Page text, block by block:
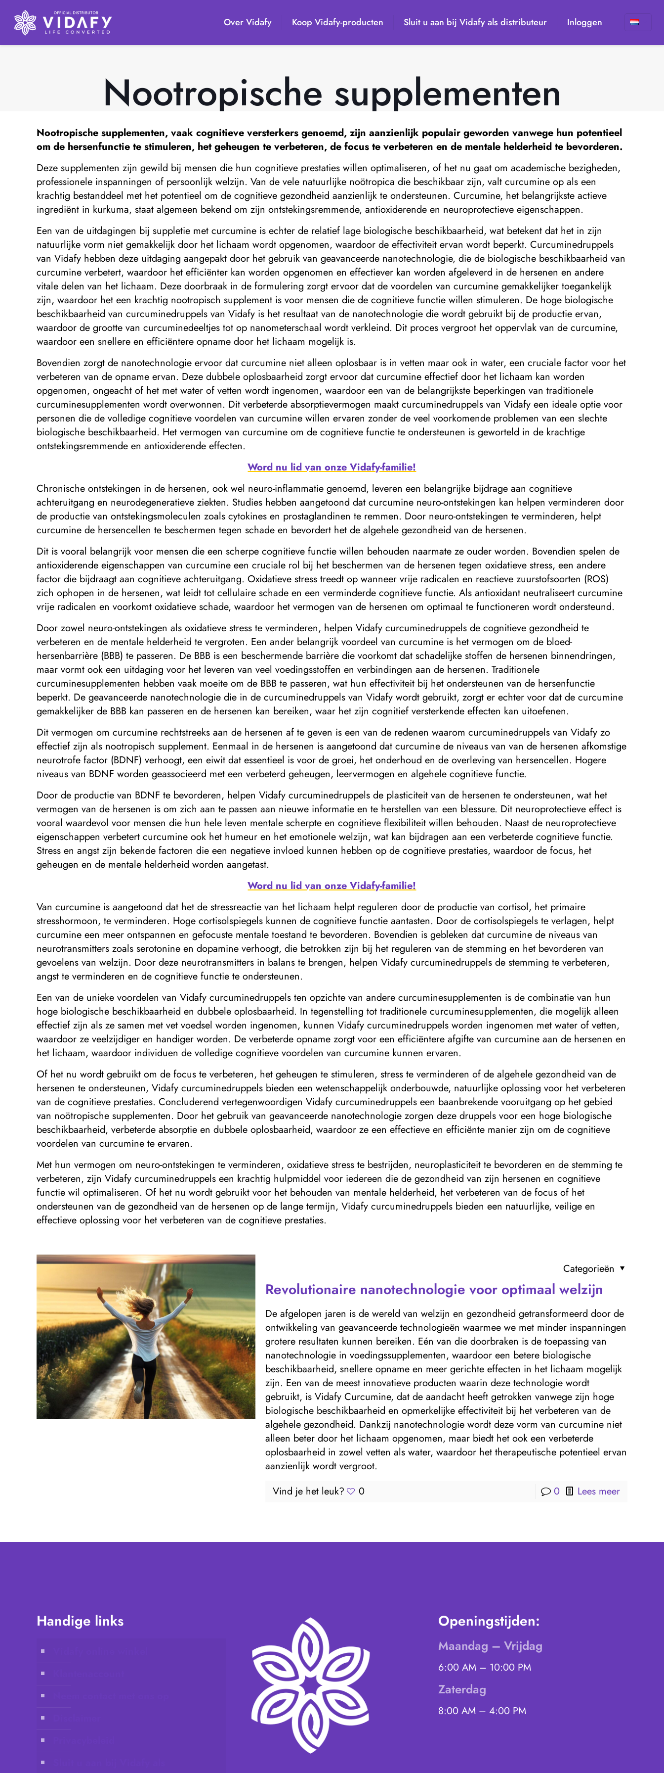
Over Vidafy Koop Vidafy-producten Sluit u aan bij Vidafy als distributeur Inloggen
Nootropische supplementen
Nootropische supplementen, vaak cognitieve versterkers genoemd, zijn aanzienlijk populair geworden vanwege hun potentieel
om de hersenfunctie te stimuleren, het geheugen te verbeteren, de focus te verbeteren en de mentale helderheid te bevorderen.
Deze supplementen zijn gewild bij mensen die hun cognitieve prestaties willen optimaliseren, of het nu gaat om academische bezigheden,
professionele inspanningen of persoonlijk welzijn. Van de vele natuurlijke noötropica die beschikbaar zijn, valt curcumine op als een
krachtig bestanddeel met het potentieel om de cognitieve gezondheid aanzienlijk te ondersteunen. Curcumine, het belangrijkste actieve
ingrediënt in kurkuma, staat algemeen bekend om zijn ontstekingsremmende, antioxiderende en neuroprotectieve eigenschappen.
Een van de uitdagingen bij suppletie met curcumine is echter de relatief lage biologische beschikbaarheid, wat betekent dat het in zijn
natuurlijke vorm niet gemakkelijk door het lichaam wordt opgenomen, waardoor de effectiviteit ervan wordt beperkt. Curcuminedruppels
van Vidafy hebben deze uitdaging aangepakt door het gebruik van geavanceerde nanotechnologie, die de biologische beschikbaarheid van
curcumine verbetert, waardoor het efficiënter kan worden opgenomen en effectiever kan worden afgeleverd in de hersenen en andere
vitale delen van het lichaam. Deze doorbraak in de formulering zorgt ervoor dat de voordelen van curcumine gemakkelijker toegankelijk
zijn, waardoor het een krachtig nootropisch supplement is voor mensen die de cognitieve functie willen stimuleren. De hoge biologische
beschikbaarheid van curcuminedruppels van Vidafy is het resultaat van de nanotechnologie die wordt gebruikt bij de productie ervan,
waardoor de grootte van curcuminedeeltjes tot op nanometerschaal wordt verkleind. Dit proces vergroot het oppervlak van de curcumine,
waardoor een snellere en efficiëntere opname door het lichaam mogelijk is.
Bovendien zorgt de nanotechnologie ervoor dat curcumine niet alleen oplosbaar is in vetten maar ook in water, een cruciale factor voor het
verbeteren van de opname ervan. Deze dubbele oplosbaarheid zorgt ervoor dat curcumine effectief door het lichaam kan worden
opgenomen, ongeacht of het met water of vetten wordt ingenomen, waardoor een van de belangrijkste beperkingen van traditionele
curcuminesupplementen wordt overwonnen. Dit verbeterde absorptievermogen maakt curcuminedruppels van Vidafy een ideale optie voor
personen die de volledige cognitieve voordelen van curcumine willen ervaren zonder de veel voorkomende problemen van een slechte
biologische beschikbaarheid. Het vermogen van curcumine om de cognitieve functie te ondersteunen is geworteld in de krachtige
ontstekingsremmende en antioxiderende effecten.
Word nu lid van onze Vidafy-familie!
Chronische ontstekingen in de hersenen, ook wel neuro-inflammatie genoemd, leveren een belangrijke bijdrage aan cognitieve
achteruitgang en neurodegeneratieve ziekten. Studies hebben aangetoond dat curcumine neuro-ontstekingen kan helpen verminderen door
de productie van ontstekingsmoleculen zoals cytokines en prostaglandinen te remmen. Door neuro-ontstekingen te verminderen, helpt
curcumine de hersencellen te beschermen tegen schade en bevordert het de algehele gezondheid van de hersenen.
Dit is vooral belangrijk voor mensen die een scherpe cognitieve functie willen behouden naarmate ze ouder worden. Bovendien spelen de
antioxiderende eigenschappen van curcumine een cruciale rol bij het beschermen van de hersenen tegen oxidatieve stress, een andere
factor die bijdraagt ​​aan cognitieve achteruitgang. Oxidatieve stress treedt op wanneer vrije radicalen en reactieve zuurstofsoorten (ROS)
zich ophopen in de hersenen, wat leidt tot cellulaire schade en een verminderde cognitieve functie. Als antioxidant neutraliseert curcumine
vrije radicalen en voorkomt oxidatieve schade, waardoor het vermogen van de hersenen om optimaal te functioneren wordt ondersteund.
Door zowel neuro-ontstekingen als oxidatieve stress te verminderen, helpen Vidafy curcuminedruppels de cognitieve gezondheid te
verbeteren en de mentale helderheid te vergroten. Een ander belangrijk voordeel van curcumine is het vermogen om de bloed-
hersenbarrière (BBB) ​​te passeren. De BBB is een beschermende barrière die voorkomt dat schadelijke stoffen de hersenen binnendringen,
maar vormt ook een uitdaging voor het leveren van veel voedingsstoffen en verbindingen aan de hersenen. Traditionele
curcuminesupplementen hebben vaak moeite om de BBB te passeren, wat hun effectiviteit bij het ondersteunen van de hersenfunctie
beperkt. De geavanceerde nanotechnologie die in de curcuminedruppels van Vidafy wordt gebruikt, zorgt er echter voor dat de curcumine
gemakkelijker de BBB kan passeren en de hersenen kan bereiken, waar het zijn cognitief versterkende effecten kan uitoefenen.
Dit vermogen om curcumine rechtstreeks aan de hersenen af ​​te geven is een van de redenen waarom curcuminedruppels van Vidafy zo
effectief zijn als nootropisch supplement. Eenmaal in de hersenen is aangetoond dat curcumine de niveaus van van de hersenen afkomstige
neurotrofe factor (BDNF) verhoogt, een eiwit dat essentieel is voor de groei, het onderhoud en de overleving van hersencellen. Hogere
niveaus van BDNF worden geassocieerd met een verbeterd geheugen, leervermogen en algehele cognitieve functie.
Door de productie van BDNF te bevorderen, helpen Vidafy curcuminedruppels de plasticiteit van de hersenen te ondersteunen, wat het
vermogen van de hersenen is om zich aan te passen aan nieuwe informatie en te herstellen van een blessure. Dit neuroprotectieve effect is
vooral waardevol voor mensen die hun hele leven mentale scherpte en cognitieve flexibiliteit willen behouden. Naast de neuroprotectieve
eigenschappen verbetert curcumine ook het humeur en het emotionele welzijn, wat kan bijdragen aan een verbeterde cognitieve functie.
Stress en angst zijn bekende factoren die een negatieve invloed kunnen hebben op de cognitieve prestaties, waardoor de focus, het
geheugen en de mentale helderheid worden aangetast.
Word nu lid van onze Vidafy-familie!
Van curcumine is aangetoond dat het de stressreactie van het lichaam helpt reguleren door de productie van cortisol, het primaire
stresshormoon, te verminderen. Hoge cortisolspiegels kunnen de cognitieve functie aantasten. Door de cortisolspiegels te verlagen, helpt
curcumine een meer ontspannen en gefocuste mentale toestand te bevorderen. Bovendien is gebleken dat curcumine de niveaus van
neurotransmitters zoals serotonine en dopamine verhoogt, die betrokken zijn bij het reguleren van de stemming en het bevorderen van
gevoelens van welzijn. Door deze neurotransmitters in balans te brengen, helpen Vidafy curcuminedruppels de stemming te verbeteren,
angst te verminderen en de cognitieve functie te ondersteunen.
Een van de unieke voordelen van Vidafy curcuminedruppels ten opzichte van andere curcuminesupplementen is de combinatie van hun
hoge biologische beschikbaarheid en dubbele oplosbaarheid. In tegenstelling tot traditionele curcuminesupplementen, die mogelijk alleen
effectief zijn als ze samen met vet voedsel worden ingenomen, kunnen Vidafy curcuminedruppels worden ingenomen met water of vetten,
waardoor ze veelzijdiger en handiger worden. De verbeterde opname zorgt voor een efficiëntere afgifte van curcumine aan de hersenen en
het lichaam, waardoor individuen de volledige cognitieve voordelen van curcumine kunnen ervaren.
Of het nu wordt gebruikt om de focus te verbeteren, het geheugen te stimuleren, stress te verminderen of de algehele gezondheid van de
hersenen te ondersteunen, Vidafy curcuminedruppels bieden een wetenschappelijk onderbouwde, natuurlijke oplossing voor het verbeteren
van de cognitieve prestaties. Concluderend vertegenwoordigen Vidafy curcuminedruppels een baanbrekende vooruitgang op het gebied
van noötropische supplementen. Door het gebruik van geavanceerde nanotechnologie zorgen deze druppels voor een hoge biologische
beschikbaarheid, verbeterde absorptie en dubbele oplosbaarheid, waardoor ze een effectieve en efficiënte manier zijn om de cognitieve
voordelen van curcumine te ervaren.
Met hun vermogen om neuro-ontstekingen te verminderen, oxidatieve stress te bestrijden, neuroplasticiteit te bevorderen en de stemming te
verbeteren, zijn Vidafy curcuminedruppels een krachtig hulpmiddel voor iedereen die de gezondheid van zijn hersenen en cognitieve
functie wil optimaliseren. Of het nu wordt gebruikt voor het behouden van mentale helderheid, het verbeteren van de focus of het
ondersteunen van de gezondheid van de hersenen op de lange termijn, Vidafy curcuminedruppels bieden een natuurlijke, veilige en
effectieve oplossing voor het verbeteren van de cognitieve prestaties.
Categorieën
Revolutionaire nanotechnologie voor optimaal welzijn
De afgelopen jaren is de wereld van welzijn en gezondheid getransformeerd door de
ontwikkeling van geavanceerde technologieën waarmee we met minder inspanningen
grotere resultaten kunnen bereiken. Eén van die doorbraken is de toepassing van
nanotechnologie in voedingssupplementen, waardoor een betere biologische
beschikbaarheid, snellere opname en meer gerichte effecten in het lichaam mogelijk
zijn. Een van de meest innovatieve producten waarin deze technologie wordt
gebruikt, is Vidafy Curcumine, dat de aandacht heeft getrokken vanwege zijn hoge
biologische beschikbaarheid en opmerkelijke effectiviteit bij het verbeteren van de
algehele gezondheid. Dankzij nanotechnologie wordt deze vorm van curcumine niet
alleen beter door het lichaam opgenomen, maar biedt het ook een verbeterde
oplosbaarheid in zowel vetten als water, waardoor het therapeutische potentieel ervan
aanzienlijk wordt vergroot.
Vind je het leuk?
0 0 Lees meer
Handige links Openingstijden:
Maandag – Vrijdag
6:00 AM – 10:00 PM
Zaterdag
8:00 AM – 4:00 PM